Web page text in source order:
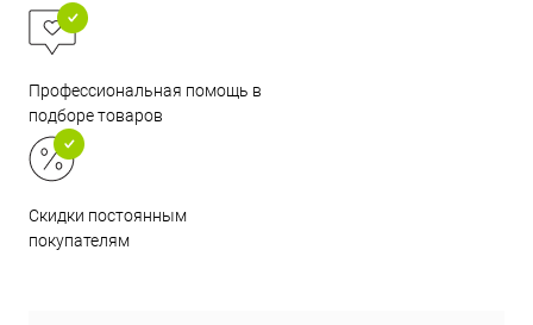
Профессиональная помощь в
подборе товаров
Скидки постоянным
покупателям